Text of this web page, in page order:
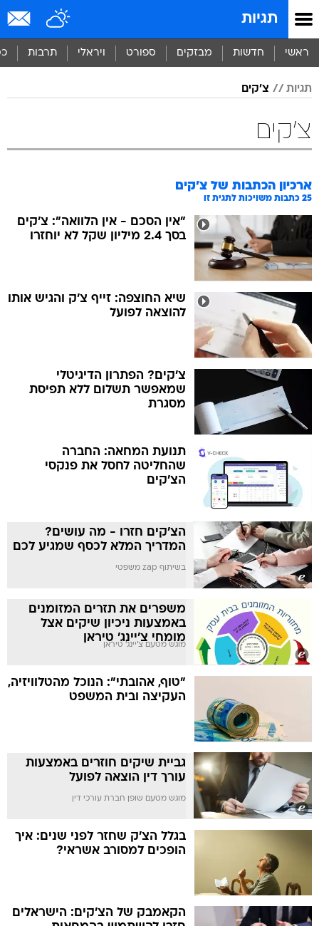
תגיות
ראשי חדשות מבזקים ספורט ויראלי תרבות
תגיות צ'קים
צ'קים
ארכיון הכתבות של צ'קים
25 כתבות משויכות לתגית זו
"אין הסכם - אין הלוואה": צ'קים
בסך 2.4 מיליון שקל לא יוחזרו
שיא החוצפה: זייף צ'ק והגיש אותו
להוצאה לפועל
צ'קים? הפתרון הדיגיטלי
שמאפשר תשלום ללא תפיסת
מסגרת
תנועת המחאה: החברה
שהחליטה לחסל את פנקסי
הצ'קים
הצ'קים חזרו - מה עושים?
המדריך המלא לכסף שמגיע לכם
בשיתוף zap משפטי
משפרים את תזרים המזומנים
באמצעות ניכיון שיקים אצל
מומחי צ'יינג' טיראן
מוגש מטעם צ'יינג' טיראן
"טוף, אהובתי": הנוכל מהטלוויזיה,
העקיצה ובית המשפט
גביית שיקים חוזרים באמצעות
עורך דין הוצאה לפועל
מוגש מטעם שופן חברת עורכי דין
בגלל הצ'ק שחזר לפני שנים: איך
הופכים למסורב אשראי?
הקאמבק של הצ'קים: הישראלים